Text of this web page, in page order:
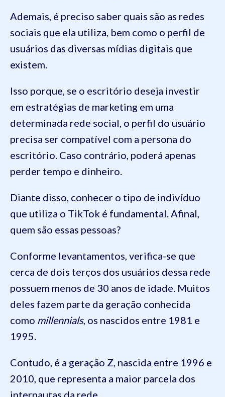
Ademais, é preciso saber quais são as redes
sociais que ela utiliza, bem como o perfil de
usuários das diversas mídias digitais que
existem.
Isso porque, se o escritório deseja investir
em estratégias de marketing em uma
determinada rede social, o perfil do usuário
precisa ser compatível com a persona do
escritório. Caso contrário, poderá apenas
perder tempo e dinheiro.
Diante disso, conhecer o tipo de indivíduo
que utiliza o TikTok é fundamental. Afinal,
quem são essas pessoas?
Conforme levantamentos, verifica-se que
cerca de dois terços dos usuários dessa rede
possuem menos de 30 anos de idade. Muitos
deles fazem parte da geração conhecida
como millennials, os nascidos entre 1981 e
1995.
Contudo, é a geração Z, nascida entre 1996 e
2010, que representa a maior parcela dos
internautas da rede.